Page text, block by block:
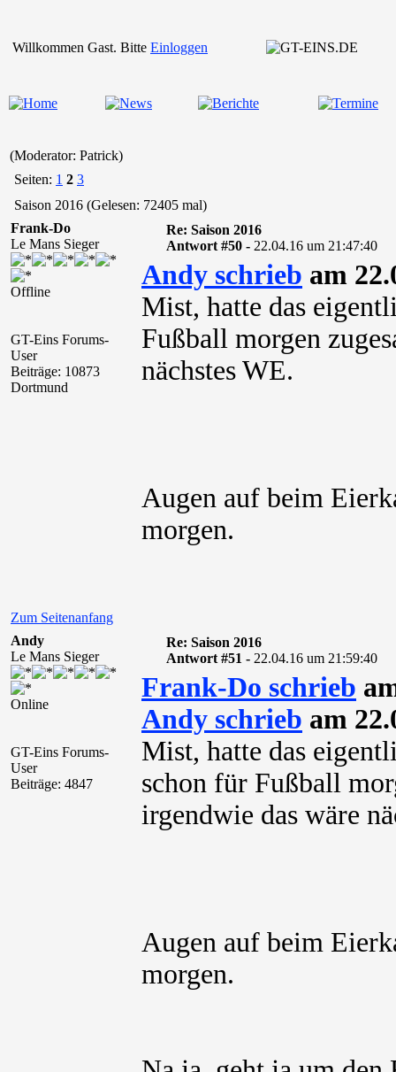
Willkommen Gast. Bitte Einloggen
(Moderator: Patrick)
Seiten: 1 2 3
Saison 2016 (Gelesen: 72405 mal)
Frank-Do
Le Mans Sieger
Offline
GT-Eins Forums-
User
Beiträge: 10873
Dortmund
Re: Saison 2016
Antwort #50 - 22.04.16 um 21:47:40
Andy schrieb am
Mist, hatte das
Fußball morgen
nächstes WE.
Augen auf beim
morgen.
Zum Seitenanfang
Andy
Le Mans Sieger
Online
GT-Eins Forums-
User
Beiträge: 4847
Re: Saison 2016
Antwort #51 - 22.04.16 um 21:59:40
Frank-Do schrieb
Andy schrieb am
Mist, hatte das
schon für Fußball
irgendwie das wäre
Augen auf beim
morgen.